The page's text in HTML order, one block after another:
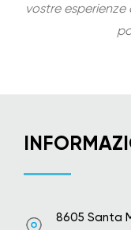
vostre esperienze
8605 Santa